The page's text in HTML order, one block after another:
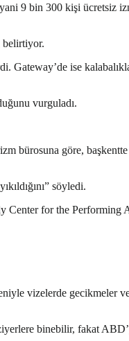
9 bin 300 kişi ücretsiz
belirtiyor.
Gateway’de ise
vurguladı.
bürosuna göre,
söyledi.
for the Performing
vizelerde gecikmeler ve
binebilir, fakat